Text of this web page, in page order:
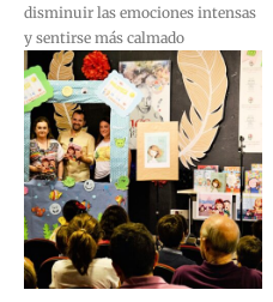
disminuir las emociones intensas
y sentirse más calmado